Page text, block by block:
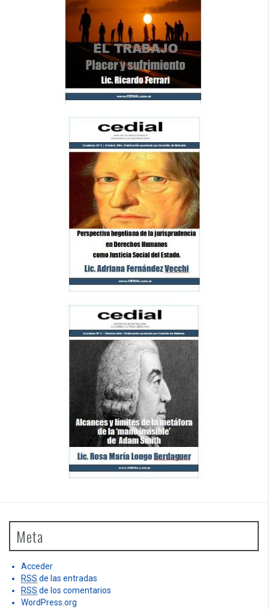
Meta
Acceder
RSS de las entradas
RSS de los comentarios
WordPress.org